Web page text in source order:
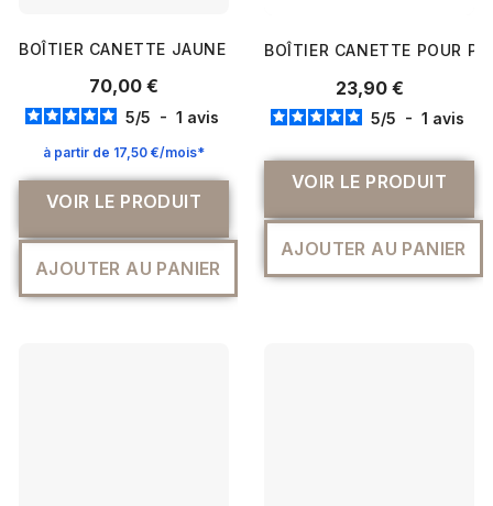
BOÎTIER CANETTE JAUNE BERNINA POUR SÉRIE 7 / 5/ 4
70,00 €
5/5 - 1 avis
à partir de 17,50 €/mois*
VOIR LE PRODUIT
AJOUTER AU PANIER
BOÎTIER CANETTE POUR
23,90 €
5/5 - 1 avis
VOIR LE PRODUIT
AJOUTER AU PANIER